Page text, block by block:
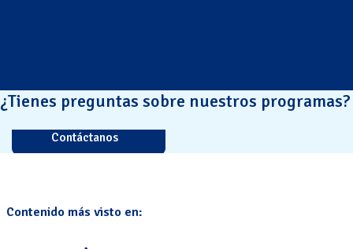
¿Tienes preguntas sobre nuestros programas?
Contáctanos
Contenido más visto en: